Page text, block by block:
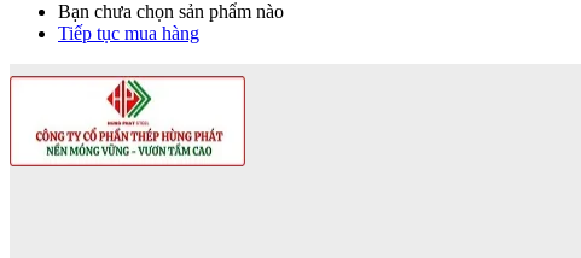
Bạn chưa chọn sản phẩm nào
Tiếp tục mua hàng